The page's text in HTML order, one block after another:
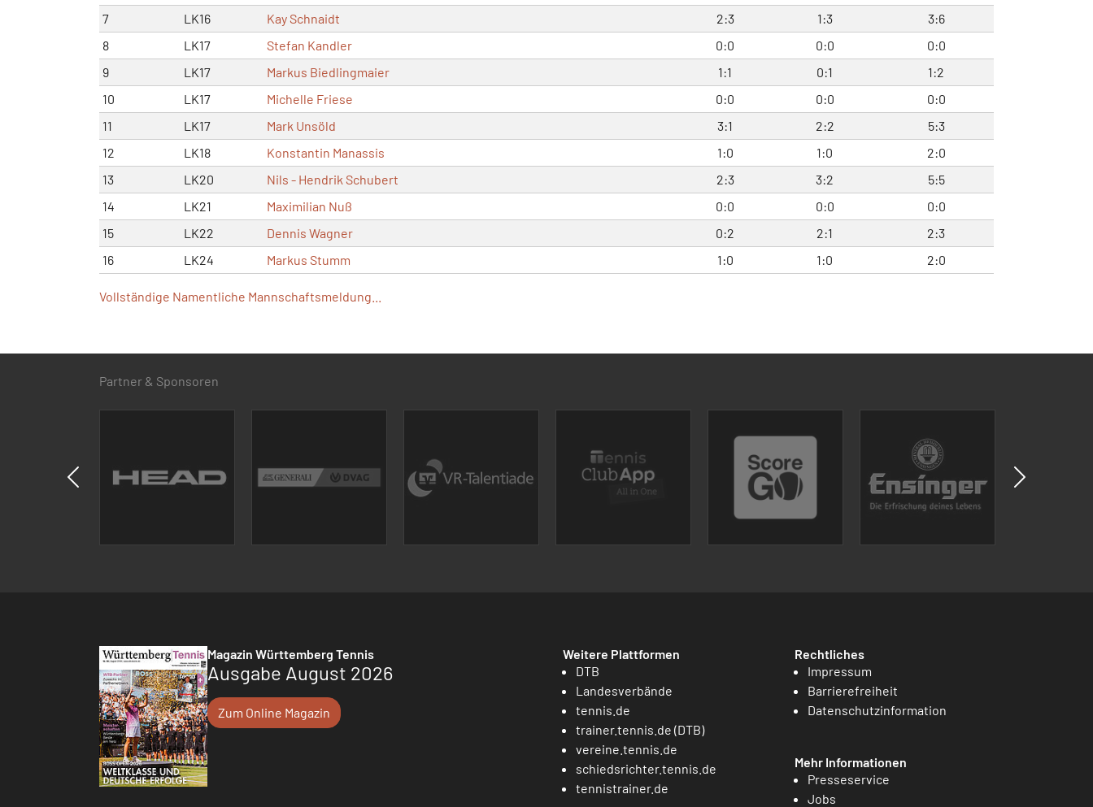
7
LK16 Kay Schnaidt 2:3 1:3
3:6
8
LK17 Stefan Kandler 0:0 0:0
0:0
9
LK17 Markus Biedlingmaier 1:1 0:1
1:2
10
LK17 Michelle Friese 0:0 0:0
0:0
11
LK17 Mark Unsöld 3:1 2:2
5:3
12
LK18 Konstantin Manassis 1:0 1:0
2:0
13
LK20 Nils - Hendrik Schubert 2:3 3:2
5:5
14
LK21 Maximilian Nuß 0:0 0:0
0:0
15
LK22 Dennis Wagner 0:2 2:1
2:3
16
LK24 Markus Stumm 1:0 1:0 2:0
Vollständige Namentliche Mannschaftsmeldung...
Partner & Sponsoren
Magazin Württemberg Tennis
Ausgabe August 2026
Zum Online Magazin
Weitere Plattformen
DTB
Landesverbände
tennis.de
trainer.tennis.de (DTB)
vereine.tennis.de
schiedsrichter.tennis.de
tennistrainer.de
Rechtliches
Impressum
Barrierefreiheit
Datenschutzinformation
Mehr Informationen
Presseservice
Jobs